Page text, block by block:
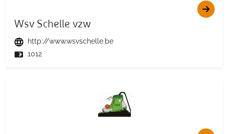
Wsv Schelle vzw
http://www.wsvschelle.be
1012